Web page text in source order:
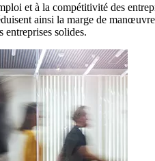
et à la compétitivité des
ainsi la marge de
entreprises solides.